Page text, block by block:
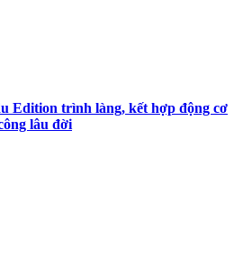
Edition trình làng, kết hợp động cơ
lâu đời